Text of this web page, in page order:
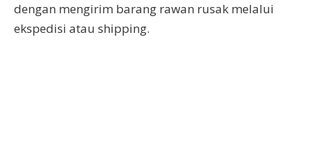
dengan mengirim barang rawan rusak melalui
ekspedisi atau shipping.